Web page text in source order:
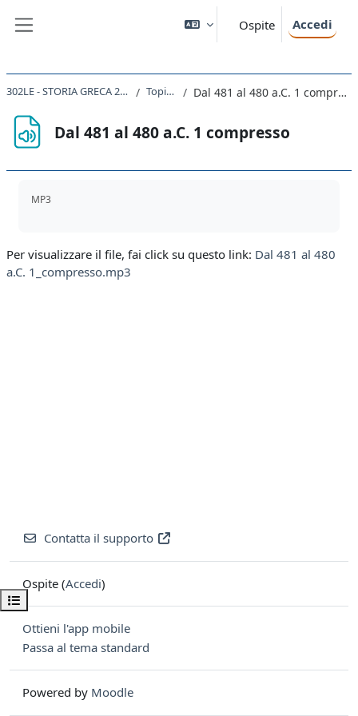
Ospite Accedi
Apri indice del corso
302LE - STORIA GRECA 2021 Topic 6 Dal 481 al 480 a.C. 1 compresso
Dal 481 al 480 a.C. 1 compresso
MP3
Per visualizzare il file, fai click su questo link: Dal 481 al 480
a.C. 1_compresso.mp3
Contatta il supporto
Ospite (Accedi)
Ottieni l'app mobile
Passa al tema standard
Powered by Moodle